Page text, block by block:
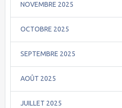
NOVEMBRE 2025
OCTOBRE 2025
SEPTEMBRE 2025
AOÛT 2025
JUILLET 2025